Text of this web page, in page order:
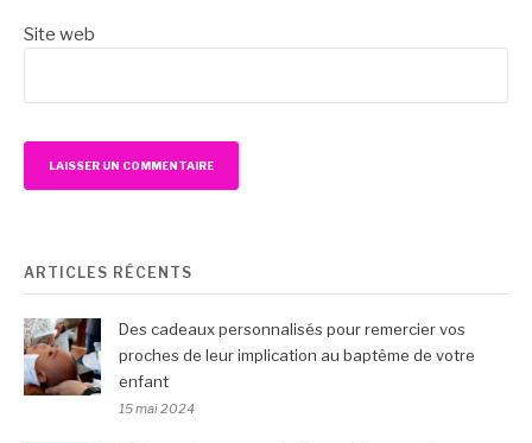
Site web
ARTICLES RÉCENTS
Des cadeaux personnalisés pour remercier vos
proches de leur implication au baptême de votre
enfant
15 mai 2024